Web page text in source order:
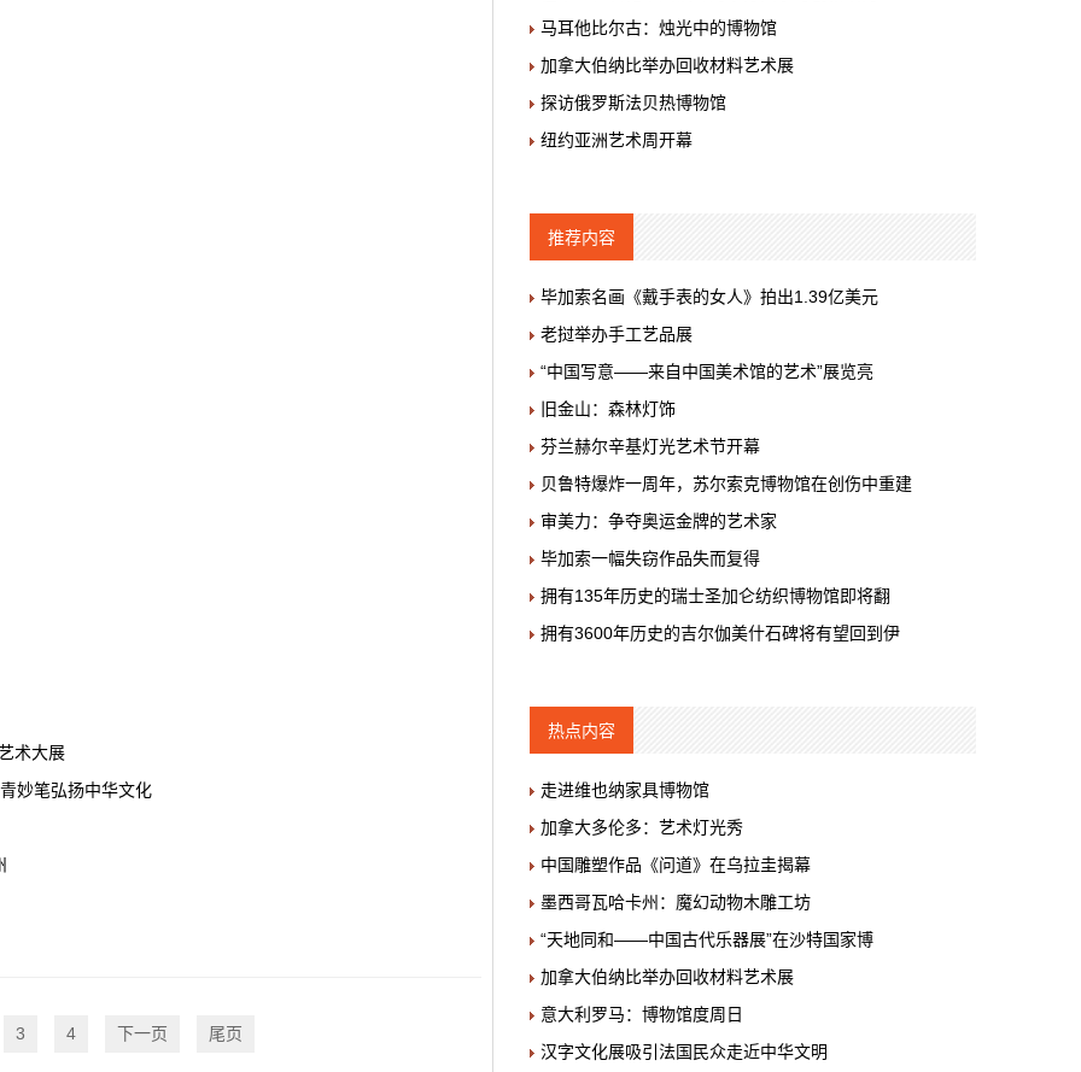
术大展
妙笔弘扬中华文化
3 4 下一页 尾页
马耳他比尔古：烛光中的博物馆
加拿大伯纳比举办回收材料艺术展
探访俄罗斯法贝热博物馆
纽约亚洲艺术周开幕
推荐内容
毕加索名画《戴手表的女人》拍出1.39亿美元
老挝举办手工艺品展
“中国写意——来自中国美术馆的艺术”展览亮
旧金山：森林灯饰
芬兰赫尔辛基灯光艺术节开幕
贝鲁特爆炸一周年，苏尔索克博物馆在创伤中重建
审美力：争夺奥运金牌的艺术家
毕加索一幅失窃作品失而复得
拥有135年历史的瑞士圣加仑纺织博物馆即将翻
拥有3600年历史的吉尔伽美什石碑将有望回到伊
热点内容
走进维也纳家具博物馆
加拿大多伦多：艺术灯光秀
中国雕塑作品《问道》在乌拉圭揭幕
墨西哥瓦哈卡州：魔幻动物木雕工坊
“天地同和——中国古代乐器展”在沙特国家博
加拿大伯纳比举办回收材料艺术展
意大利罗马：博物馆度周日
汉字文化展吸引法国民众走近中华文明